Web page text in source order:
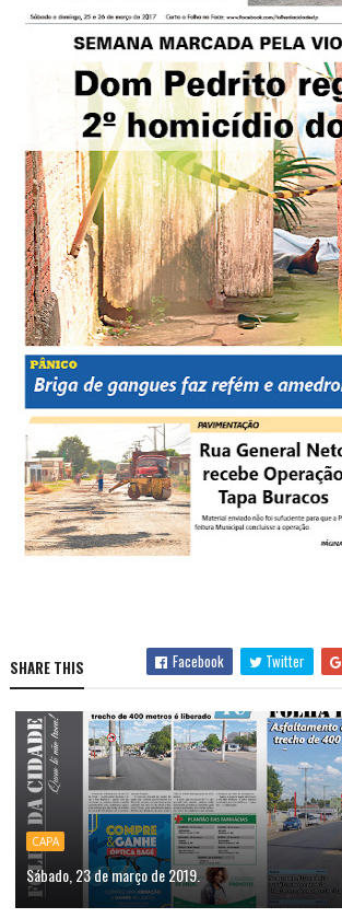
SHARE THIS Facebook Twitter
CAPA
Sábado, 23 de março de 2019.